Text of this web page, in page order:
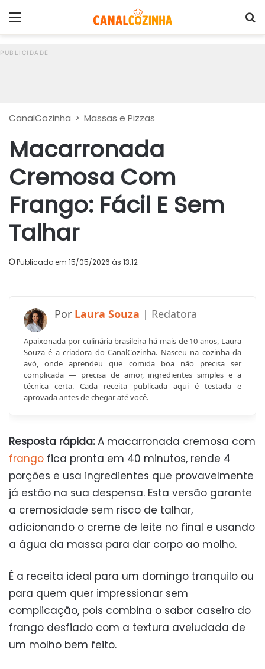
Menu
CanalCozinha > Massas e Pizzas
Macarronada
Cremosa Com
Frango: Fácil E Sem
Talhar
Publicado em 15/05/2026 às 13:12
Laura Souza
Apaixonada por culinária brasileira há mais de 10 anos, Laura
Souza é a criadora do CanalCozinha. Nasceu na cozinha da
avó, onde aprendeu que comida boa não precisa ser
complicada — precisa de amor, ingredientes simples e a
técnica certa. Cada receita publicada aqui é testada e
aprovada antes de chegar até você.
Resposta rápida:A macarronada cremosa com
frango fica pronta em 40 minutos, rende 4
porções e usa ingredientes que provavelmente
já estão na sua despensa. Esta versão garante
a cremosidade sem risco de talhar,
adicionando o creme de leite no final e usando
a água da massa para dar corpo ao molho.
É a receita ideal para um domingo tranquilo ou
para quem quer impressionar sem
complicação, pois combina o sabor caseiro do
frango desfiado com a textura aveludada de
um molho bem feito.